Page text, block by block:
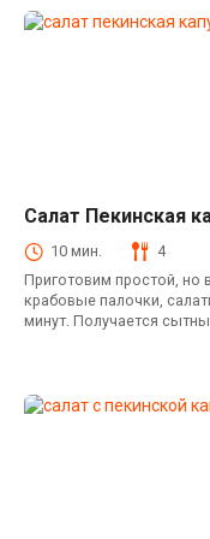
Салаты с крабовыми
Салат Пекинская
10 мин. 4
Приготовим простой, но
крабовые палочки,
минут. Получается